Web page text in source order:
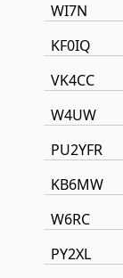
WI7N
KF0IQ
VK4CC
W4UW
PU2YFR
KB6MW
W6RC
PY2XL